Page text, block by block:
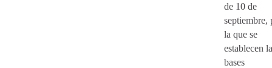
de 10 de
septiembre,
la que se
establecen
bases